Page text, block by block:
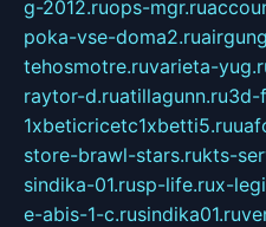
g-2012.ruops-mgr.ru
poka-vse-doma2.ru
tehosmotre.ruvarieta-
raytor-d.ruatillagunn.ru3d-
1xbeticricetc1xbetti5.ru
store-brawl-stars.rukts-
sindika-01.rusp-life.rux-
e-abis-1-c.rusindika01.ru